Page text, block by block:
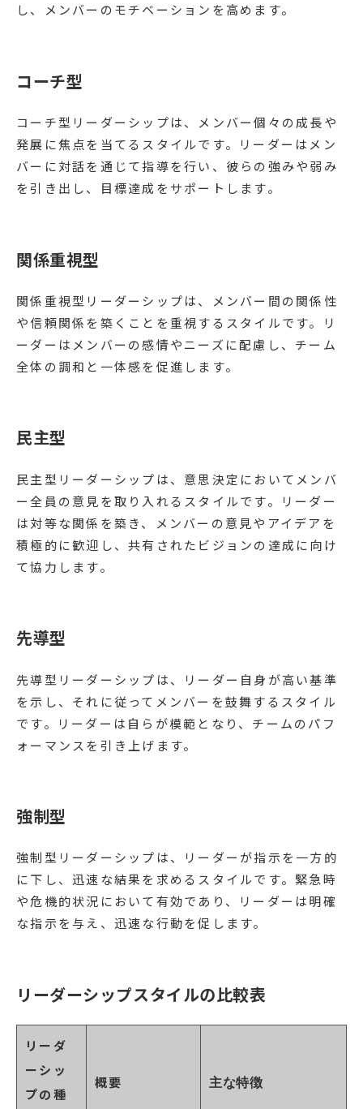
し、メンバーのモチベーションを高めます。
コーチ型
コーチ型リーダーシップは、メンバー個々の成長や
発展に焦点を当てるスタイルです。リーダーはメン
バーに対話を通じて指導を行い、彼らの強みや弱み
を引き出し、目標達成をサポートします。
関係重視型
関係重視型リーダーシップは、メンバー間の関係性
や信頼関係を築くことを重視するスタイルです。リ
ーダーはメンバーの感情やニーズに配慮し、チーム
全体の調和と一体感を促進します。
民主型
民主型リーダーシップは、意思決定においてメンバ
ー全員の意見を取り入れるスタイルです。リーダー
は対等な関係を築き、メンバーの意見やアイデアを
積極的に歓迎し、共有されたビジョンの達成に向け
て協力します。
先導型
先導型リーダーシップは、リーダー自身が高い基準
を示し、それに従ってメンバーを鼓舞するスタイル
です。リーダーは自らが模範となり、チームのパフ
ォーマンスを引き上げます。
強制型
強制型リーダーシップは、リーダーが指示を一方的
に下し、迅速な結果を求めるスタイルです。緊急時
や危機的状況において有効であり、リーダーは明確
な指示を与え、迅速な行動を促します。
リーダーシップスタイルの比較表
リーダ
ーシッ
プの種
概要 主な特徴